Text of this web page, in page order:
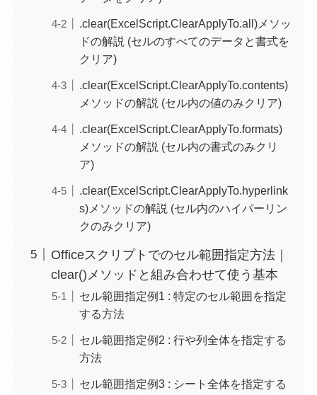
.clear(ExcelScript.ClearApplyTo.all)メソッ
ドの解説 (セルのすべてのデータと書式を
クリア)
.clear(ExcelScript.ClearApplyTo.contents)
メソッドの解説 (セル内の値のみクリア)
.clear(ExcelScript.ClearApplyTo.formats)
メソッドの解説 (セル内の書式のみクリ
ア)
.clear(ExcelScript.ClearApplyTo.hyperlink
s)メソッドの解説 (セル内のハイパーリン
クのみクリア)
Officeスクリプトでのセル範囲指定方法｜
clear()メソッドと組み合わせて使う基本
セル範囲指定例1 : 特定のセル範囲を指定
する方法
セル範囲指定例2 : 行や列全体を指定する
方法
セル範囲指定例3 : シート全体を指定する